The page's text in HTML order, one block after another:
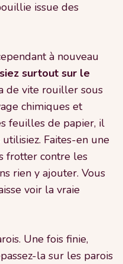
issue des
à nouveau
surtout sur le
de vite rouiller sous
chimiques et
feuilles de papier, il
Faites-en une
frotter contre les
rien y ajouter. Vous
voir la vraie
Une fois finie,
la sur les parois